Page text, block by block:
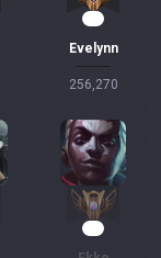
Evelynn
256,270